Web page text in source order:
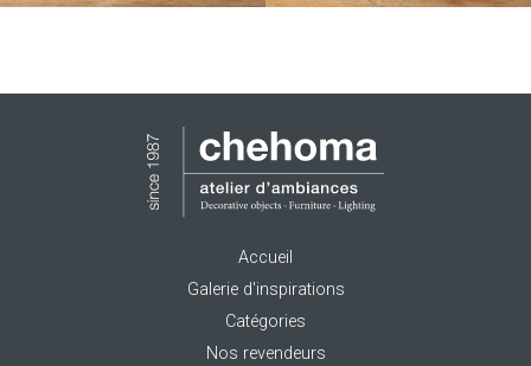
Accueil
Galerie d'inspirations
Catégories
Nos revendeurs